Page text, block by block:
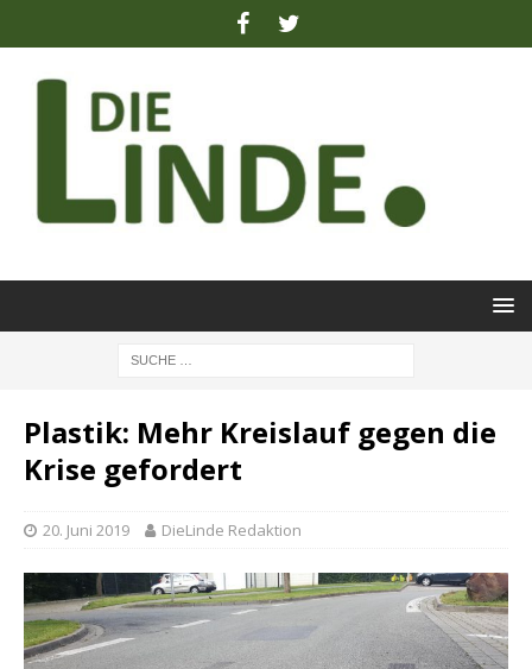
Plastik: Mehr Kreislauf gegen die
Krise gefordert
20. Juni 2019 DieLinde Redaktion